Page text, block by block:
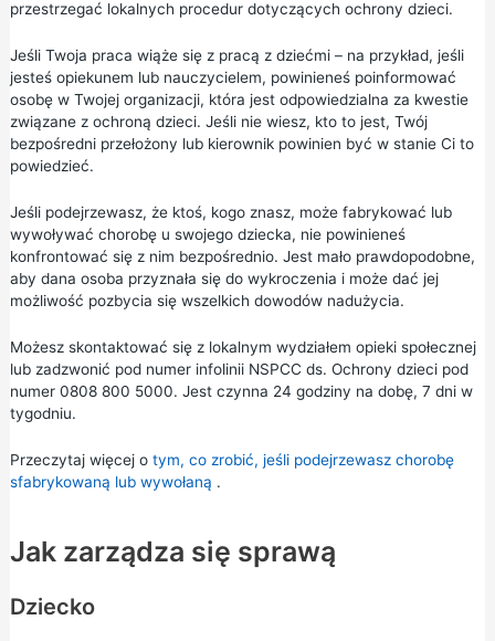
przestrzegać lokalnych procedur dotyczących ochrony dzieci.
Jeśli Twoja praca wiąże się z pracą z dziećmi – na przykład, jeśli
jesteś opiekunem lub nauczycielem, powinieneś poinformować
osobę w Twojej organizacji, która jest odpowiedzialna za kwestie
związane z ochroną dzieci. Jeśli nie wiesz, kto to jest, Twój
bezpośredni przełożony lub kierownik powinien być w stanie Ci to
powiedzieć.
Jeśli podejrzewasz, że ktoś, kogo znasz, może fabrykować lub
wywoływać chorobę u swojego dziecka, nie powinieneś
konfrontować się z nim bezpośrednio. Jest mało prawdopodobne,
aby dana osoba przyznała się do wykroczenia i może dać jej
możliwość pozbycia się wszelkich dowodów nadużycia.
Możesz skontaktować się z lokalnym wydziałem opieki społecznej
lub zadzwonić podnumer infolinii NSPCC ds. Ochrony dzieci pod
numer 0808 800 5000. Jest czynna 24 godziny na dobę, 7 dni w
tygodniu.
Przeczytaj więcej o tym, co zrobić, jeśli podejrzewasz chorobę
sfabrykowaną lub wywołaną .
Jak zarządza się sprawą
Dziecko